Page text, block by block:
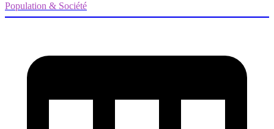
Population & Société